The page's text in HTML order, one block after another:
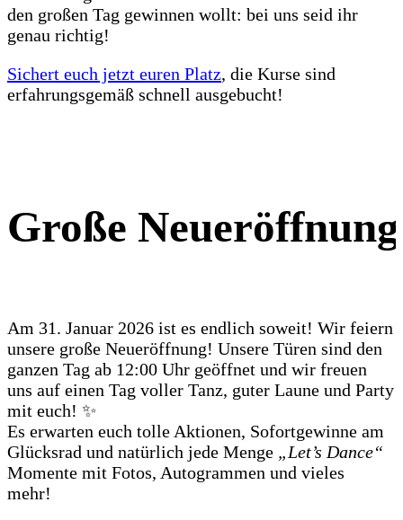
den großen Tag gewinnen wollt: bei uns seid ihr
genau richtig!
Sichert euch jetzt euren Platz, die Kurse sind
erfahrungsgemäß schnell ausgebucht!
Große Neueröffnung
Am 31. Januar 2026 ist es endlich soweit! Wir feiern
unsere große Neueröffnung! Unsere Türen sind den
ganzen Tag ab 12:00 Uhr geöffnet und wir freuen
uns auf einen Tag voller Tanz, guter Laune und Party
mit euch! ✨
Es erwarten euch tolle Aktionen, Sofortgewinne am
Glücksrad und natürlich jede Menge „Let’s Dance“
Momente mit Fotos, Autogrammen und vieles
mehr!